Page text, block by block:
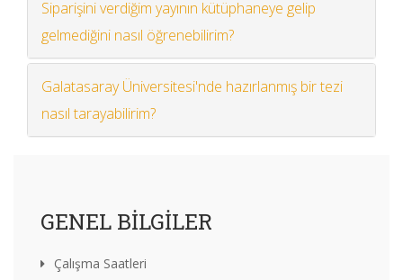
Siparişini verdiğim yayının kütüphaneye gelip
gelmediğini nasıl öğrenebilirim?
Galatasaray Üniversitesi'nde hazırlanmış bir tezi
nasıl tarayabilirim?
GENEL BILGILER
Çalışma Saatleri